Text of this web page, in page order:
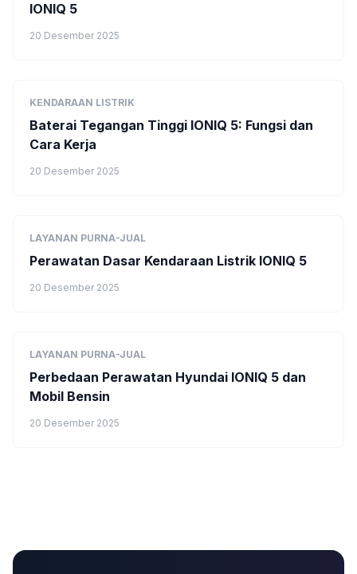
IONIQ 5
20 Desember 2025
KENDARAAN LISTRIK
Baterai Tegangan Tinggi IONIQ 5: Fungsi dan
Cara Kerja
20 Desember 2025
LAYANAN PURNA-JUAL
Perawatan Dasar Kendaraan Listrik IONIQ 5
20 Desember 2025
LAYANAN PURNA-JUAL
Perbedaan Perawatan Hyundai IONIQ 5 dan
Mobil Bensin
20 Desember 2025